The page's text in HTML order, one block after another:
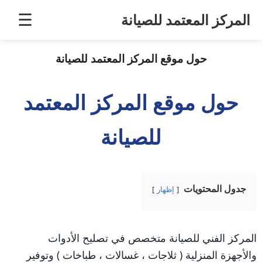
المركز المعتمد للصيانة ☰
حول موقع المركز المعتمد للصيانة
حول موقع المركز المعتمد
للصيانة
جدول المحتويات إظهار
المركز الفني للصيانة متخصص في تصليح الأدوات
والأجهزة المنزلية ( ثلاجات ، غسالات ، طباخات ) وتوفير